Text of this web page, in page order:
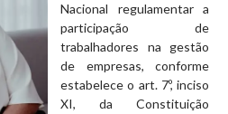
Nacional regulamentar a
participação de
trabalhadores na gestão
de empresas, conforme
estabelece o art. 7º, inciso
XI, da Constituição